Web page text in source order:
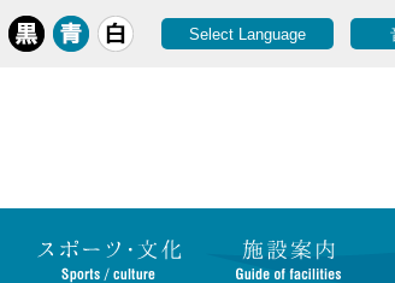
Select Language